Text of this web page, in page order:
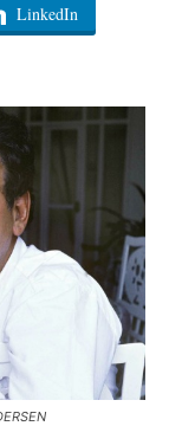
LinkedIn